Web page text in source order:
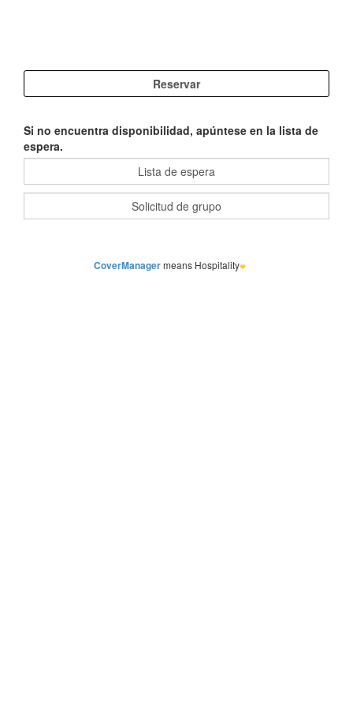
Si no encuentra disponibilidad, apúntese en la lista de
espera.
CoverManagermeans Hospitality